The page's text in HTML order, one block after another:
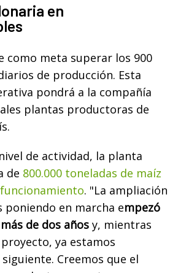
en
como meta superar los 900
de producción. Esta
pondrá a la compañía
plantas productoras de
de actividad, la planta
de 800.000 toneladas de maíz
. "La ampliación
poniendo en marcha empezó
de dos años y, mientras
ya estamos
Creemos que el